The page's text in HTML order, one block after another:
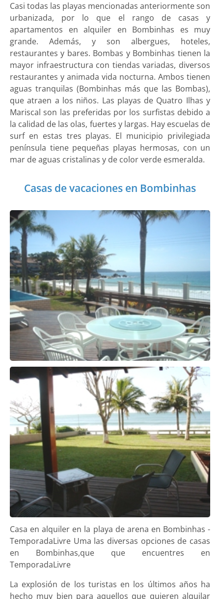
Casi todas las playas mencionadas anteriormente son
urbanizada, por lo que el rango de casas y
apartamentos en alquiler en Bombinhas es muy
grande. Además, y son albergues, hoteles,
restaurantes y bares. Bombas y Bombinhas tienen la
mayor infraestructura con tiendas variadas, diversos
restaurantes y animada vida nocturna. Ambos tienen
aguas tranquilas (Bombinhas más que las Bombas),
que atraen a los niños. Las playas de Quatro Ilhas y
Mariscal son las preferidas por los surfistas debido a
la calidad de las olas, fuertes y largas. Hay escuelas de
surf en estas tres playas. El municipio privilegiada
península tiene pequeñas playas hermosas, con un
mar de aguas cristalinas y de color verde esmeralda.
Casas de vacaciones en Bombinhas
Casa en alquiler en la playa de arena en Bombinhas -
TemporadaLivre Uma las diversas opciones de casas
en Bombinhas,que que encuentres en
TemporadaLivre
La explosión de los turistas en los últimos años ha
hecho muy bien para aquellos que quieren alquilar